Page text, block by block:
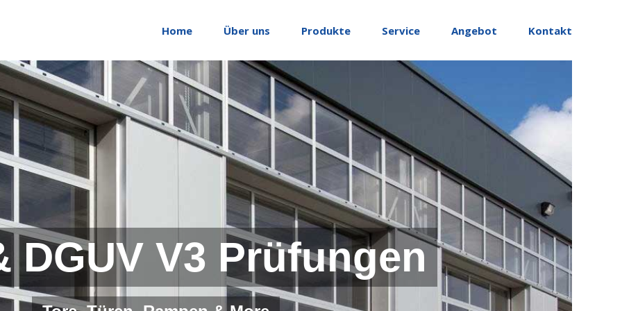
Home Über uns Produkte Service Angebot Kontakt
DGUV V3 Prüfungen